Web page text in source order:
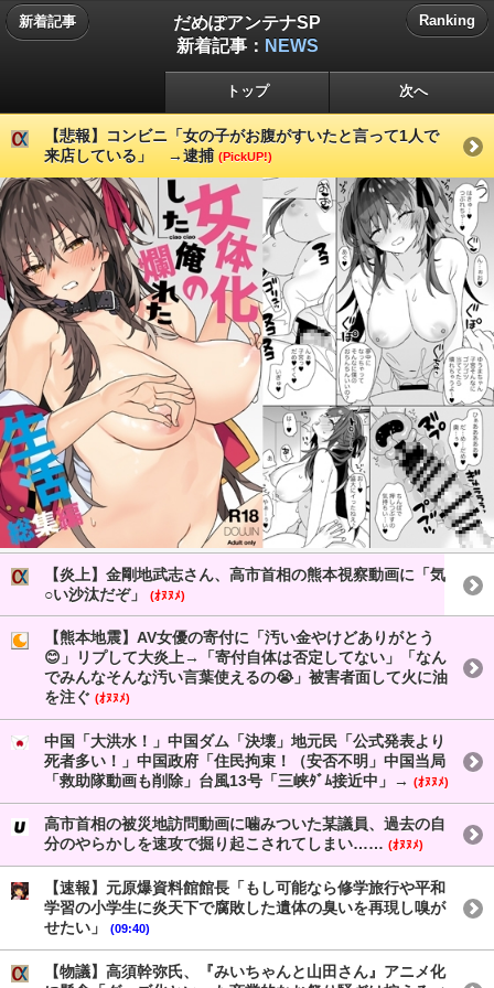
新着記事
だめぽアンテナSP
新着記事： NEWS
Ranking
トップ 次へ
【悲報】コンビニ「女の子がお腹がすいたと言って1人で
来店している」 →逮捕 (PickUP!)
【炎上】金剛地武志さん、高市首相の熊本視察動画に「気
○い沙汰だぞ」
(ｵﾇﾇﾒ)
【熊本地震】AV女優の寄付に「汚い金やけどありがとう
😊」リプして大炎上→「寄付自体は否定してない」「なん
でみんなそんな汚い言葉使えるの😭」被害者面して火に油
を注ぐ (ｵﾇﾇﾒ)
中国「大洪水！」中国ダム「決壊」地元民「公式発表より
死者多い！」中国政府「住民拘束！（安否不明」中国当局
「救助隊動画も削除」台風13号「三峡ﾀﾞﾑ接近中」→ (ｵﾇﾇﾒ)
高市首相の被災地訪問動画に噛みついた某議員、過去の自
分のやらかしを速攻で掘り起こされてしまい…… (ｵﾇﾇﾒ)
【速報】元原爆資料館館長「もし可能なら修学旅行や平和
学習の小学生に炎天下で腐敗した遺体の臭いを再現し嗅が
せたい」
(09:40)
【物議】高須幹弥氏、『みいちゃんと山田さん』アニメ化